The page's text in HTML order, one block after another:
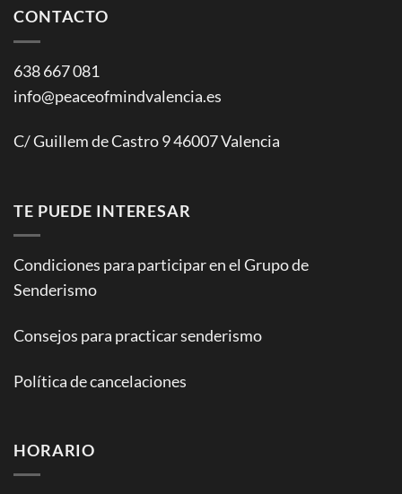
CONTACTO
638 667 081
info@peaceofmindvalencia.es
C/ Guillem de Castro 9 46007 Valencia
TE PUEDE INTERESAR
Condiciones para participar en el Grupo de
Senderismo
Consejos para practicar senderismo
Política de cancelaciones
HORARIO